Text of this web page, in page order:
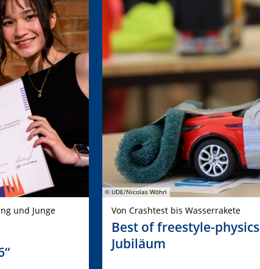
und Junge
© UDE/Nicolas Wöhrl
Von Crashtest bis Wasserrakete
Best of freestyle-
Jubiläum